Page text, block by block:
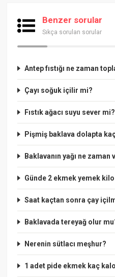
Benzer sorular
Sıkça sorulan sorular
Antep fıstığı ne zaman
Çayı soğuk içilir mi?
Fıstık ağacı suyu sever mi?
Pişmiş baklava dolapta
Baklavanın yağı ne zaman
Günde 2 ekmek yemek kilo
Saat kaçtan sonra çay
Baklavada tereyağ olur
Nerenin sütlacı meşhur?
1 adet pide ekmek kaç